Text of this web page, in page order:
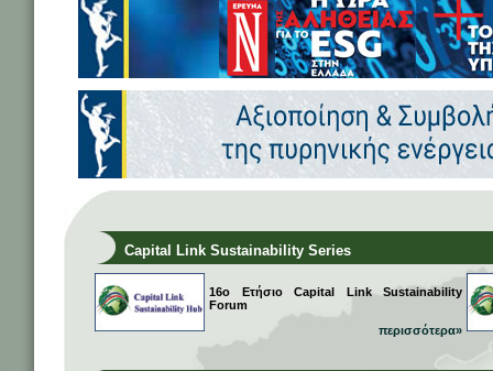
Capital Link Sustainability Series
16ο Ετήσιο Capital Link Sustainability
Forum
περισσότερα»